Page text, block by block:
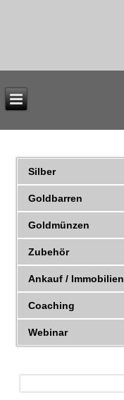
Silber
Goldbarren
Goldmünzen
Zubehör
Ankauf / Immobilien
Coaching
Webinar